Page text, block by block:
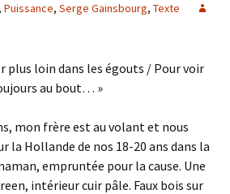
Puissance, Serge Gainsbourg, Texte
plus loin dans les égouts / Pour voir
au bout… »
mon frère est au volant et nous
la Hollande de nos 18-20 ans dans la
empruntée pour la cause. Une
intérieur cuir pâle. Faux bois sur